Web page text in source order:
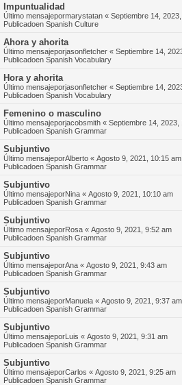
Impuntualidad
Último mensajepormarystatan « Septiembre 14,
Publicadoen Spanish Culture
Ahora y ahorita
Último mensajeporjasonfletcher « Septiembre 14,
Publicadoen Spanish Vocabulary
Hora y ahorita
Último mensajeporjasonfletcher « Septiembre 14,
Publicadoen Spanish Vocabulary
Femenino o masculino
Último mensajeporjacobsmith « Septiembre 14, 2023,
Publicadoen Spanish Grammar
Subjuntivo
Último mensajeporAlberto « Agosto 9, 2021, 10:15 am
Publicadoen Spanish Grammar
Subjuntivo
Último mensajeporNina « Agosto 9, 2021, 10:10 am
Publicadoen Spanish Grammar
Subjuntivo
Último mensajeporRosa « Agosto 9, 2021, 9:52 am
Publicadoen Spanish Grammar
Subjuntivo
Último mensajeporAna « Agosto 9, 2021, 9:43 am
Publicadoen Spanish Grammar
Subjuntivo
Último mensajeporManuela « Agosto 9, 2021, 9:37 am
Publicadoen Spanish Grammar
Subjuntivo
Último mensajeporLuis « Agosto 9, 2021, 9:31 am
Publicadoen Spanish Grammar
Subjuntivo
Último mensajeporCarlos « Agosto 9, 2021, 9:25 am
Publicadoen Spanish Grammar